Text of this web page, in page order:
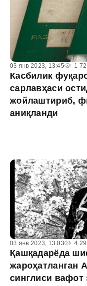
03 янв 2023, 13:45 1
Касбилик
сарлавҳаси
жойлаштириб,
аниқланди
03 янв 2023, 13:03 4
Қашқадарёда
жароҳатланган
синглиси вафот